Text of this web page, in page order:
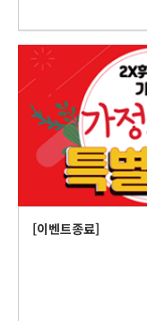
[이벤트종료]